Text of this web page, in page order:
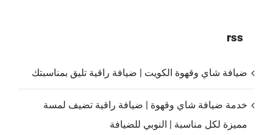
rss
ضيافة شاي وقهوة الكويت | ضيافة راقية تليق بمناسبتك
خدمة ضيافة شاي وقهوة | ضيافة راقية تضيف لمسة
مميزة لكل مناسبة | النوبي للضيافة